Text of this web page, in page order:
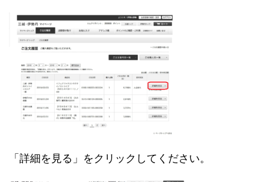
「詳細を見る」をクリックしてください。